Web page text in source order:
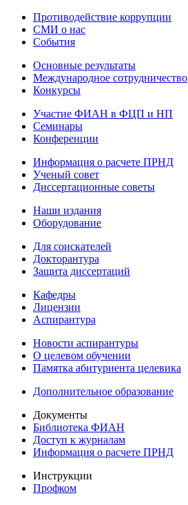
Противодействие коррупции
СМИ о нас
События
Основные результаты
Международное сотрудничество
Конкурсы
Участие ФИАН в ФЦП и НП
Семинары
Конференции
Информация о расчете ПРНД
Ученый совет
Диссертационные советы
Наши издания
Оборудование
Для соискателей
Докторантура
Защита диссертаций
Кафедры
Лицензии
Аспирантура
Новости аспирантуры
О целевом обучении
Памятка абитуриента целевика
Дополнительное образование
Документы
Библиотека ФИАН
Доступ к журналам
Информация о расчете ПРНД
Инструкции
Профком